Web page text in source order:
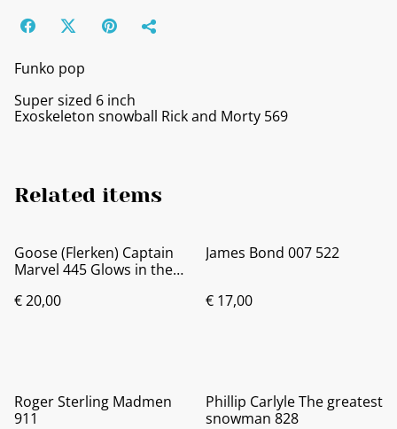
Funko pop
Super sized 6 inch
Exoskeleton snowball Rick and Morty 569
Related items
Goose (Flerken) Captain
Marvel 445 Glows in the
€ 20,00
James Bond 007 522
€ 17,00
Roger Sterling Madmen
911
Phillip Carlyle The greatest
snowman 828